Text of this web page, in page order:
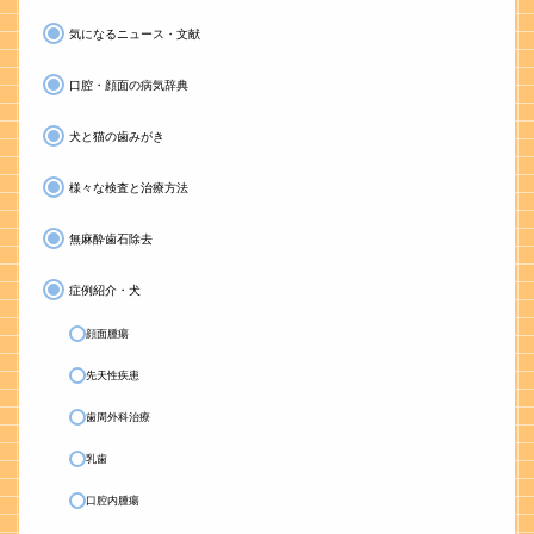
気になるニュース・文献
口腔・顔面の病気辞典
犬と猫の歯みがき
様々な検査と治療方法
無麻酔歯石除去
症例紹介・犬
顔面腫瘍
先天性疾患
歯周外科治療
乳歯
口腔内腫瘍